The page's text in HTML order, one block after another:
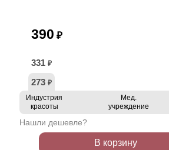
390 ₽
331 ₽
273 ₽
Индустрия
красоты
Мед.
учреждение
Нашли дешевле?
В корзину